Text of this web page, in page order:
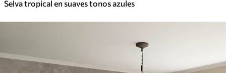
Selva tropical en suaves tonos azules